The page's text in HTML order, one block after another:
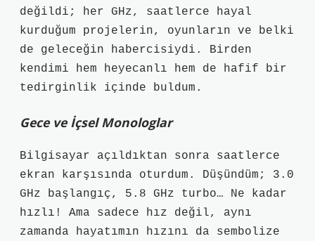
değildi; her GHz, saatlerce hayal
kurduğum projelerin, oyunların ve belki
de geleceğin habercisiydi. Birden
kendimi hem heyecanlı hem de hafif bir
tedirginlik içinde buldum.
Gece ve İçsel Monologlar
Bilgisayar açıldıktan sonra saatlerce
ekran karşısında oturdum. Düşündüm; 3.0
GHz başlangıç, 5.8 GHz turbo… Ne kadar
hızlı! Ama sadece hız değil, aynı
zamanda hayatımın hızını da sembolize